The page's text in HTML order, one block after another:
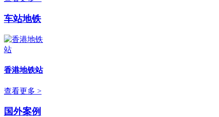
车站地铁
香港地铁站
查看更多 >
国外案例